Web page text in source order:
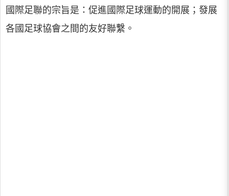
國際足聯的宗旨是：促進國際足球運動的開展；發展
各國足球協會之間的友好聯繫。